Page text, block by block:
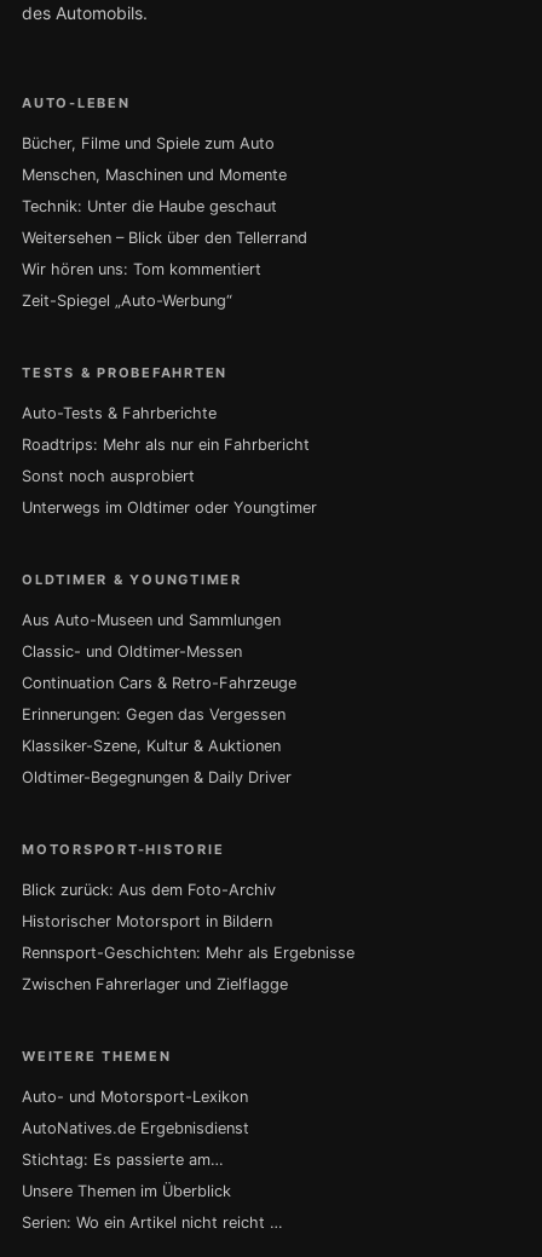
des Automobils.
AUTO-LEBEN
Bücher, Filme und Spiele zum Auto
Menschen, Maschinen und Momente
Technik: Unter die Haube geschaut
Weitersehen – Blick über den Tellerrand
Wir hören uns: Tom kommentiert
Zeit-Spiegel „Auto-Werbung“
TESTS & PROBEFAHRTEN
Auto-Tests & Fahrberichte
Roadtrips: Mehr als nur ein Fahrbericht
Sonst noch ausprobiert
Unterwegs im Oldtimer oder Youngtimer
OLDTIMER & YOUNGTIMER
Aus Auto-Museen und Sammlungen
Classic- und Oldtimer-Messen
Continuation Cars & Retro-Fahrzeuge
Erinnerungen: Gegen das Vergessen
Klassiker-Szene, Kultur & Auktionen
Oldtimer-Begegnungen & Daily Driver
MOTORSPORT-HISTORIE
Blick zurück: Aus dem Foto-Archiv
Historischer Motorsport in Bildern
Rennsport-Geschichten: Mehr als Ergebnisse
Zwischen Fahrerlager und Zielflagge
WEITERE THEMEN
Auto- und Motorsport-Lexikon
AutoNatives.de Ergebnisdienst
Stichtag: Es passierte am…
Unsere Themen im Überblick
Serien: Wo ein Artikel nicht reicht …